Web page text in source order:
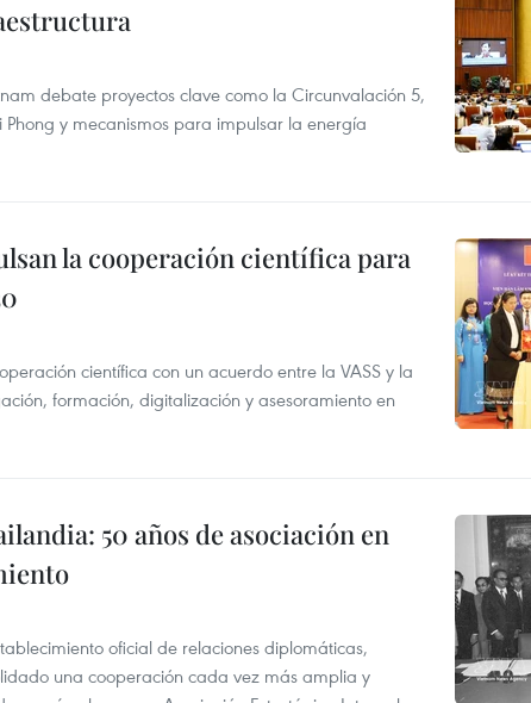
debate proyectos clave como la Circunvalación 5,
y mecanismos para impulsar la energía
la cooperación científica para
científica con un acuerdo entre la VASS y la
formación, digitalización y asesoramiento en
50 años de asociación en
oficial de relaciones diplomáticas,
una cooperación cada vez más amplia y